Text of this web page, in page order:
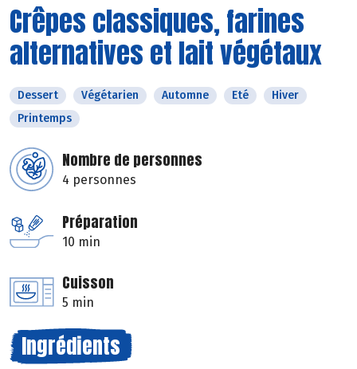
Crêpes classiques, farines
alternatives et lait végétaux
Dessert Végétarien Automne Eté
Hiver
Printemps
Nombre de personnes
4 personnes
Préparation
10 min
Cuisson
5 min
Ingrédients